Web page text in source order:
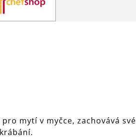
mytí v myčce, zachovává své